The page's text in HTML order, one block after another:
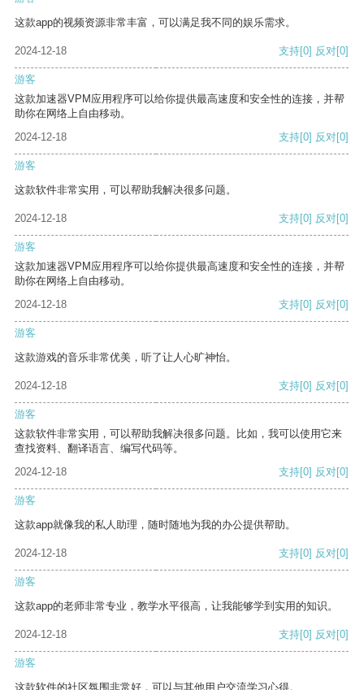
这款app的视频资源非常丰富，可以满足我不同的娱乐需求。
2024-12-18 支持[0] 反对[0]
游客
这款加速器VPM应用程序可以给你提供最高速度和安全性的连接，并帮
助你在网络上自由移动。
2024-12-18
支持[0] 反对[0]
游客
这款软件非常实用，可以帮助我解决很多问题。
2024-12-18 支持[0] 反对[0]
游客
这款加速器VPM应用程序可以给你提供最高速度和安全性的连接，并帮
助你在网络上自由移动。
2024-12-18
支持[0] 反对[0]
游客
这款游戏的音乐非常优美，听了让人心旷神怡。
2024-12-18 支持[0] 反对[0]
游客
这款软件非常实用，可以帮助我解决很多问题。比如，我可以使用它来
查找资料、翻译语言、编写代码等。
2024-12-18
支持[0] 反对[0]
游客
这款app就像我的私人助理，随时随地为我的办公提供帮助。
2024-12-18 支持[0] 反对[0]
游客
这款app的老师非常专业，教学水平很高，让我能够学到实用的知识。
2024-12-18 支持[0] 反对[0]
游客
这款软件的社区氛围非常好，可以与其他用户交流学习心得。